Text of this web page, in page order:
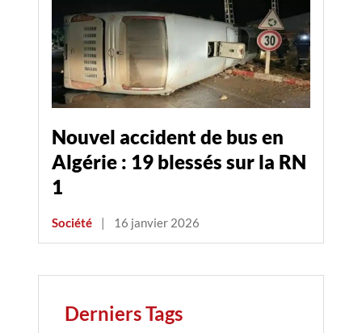
Nouvel accident de bus en
Algérie : 19 blessés sur la RN
1
Société | 16 janvier 2026
Derniers Tags